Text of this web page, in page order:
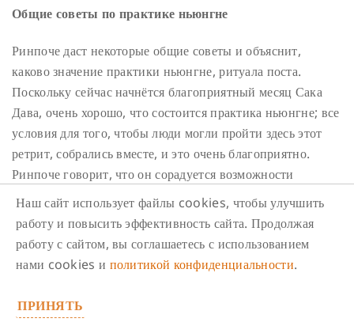
Общие советы по практике ньюнгне
Ринпоче даст некоторые общие советы и объяснит,
каково значение практики ньюнгне, ритуала поста.
Поскольку сейчас начнётся благоприятный месяц Сака
Дава, очень хорошо, что состоится практика ньюнгне; все
условия для того, чтобы люди могли пройти здесь этот
ретрит, собрались вместе, и это очень благоприятно.
Ринпоче говорит, что он сорадуется возможности
выполнить эту практику и тому, как это благоприятно.
Приступая к ньюнгне, вы совершенно точно должны
быть готовы к определённым страданиям. Страдания
могут быть физическими, речевыми и умственными.
воздержание от разговоров считается речевым
Наш сайт использует файлы cookies, чтобы улучшить
работу и повысить эффективность сайта. Продолжая
работу с сайтом, вы соглашаетесь с использованием
нами cookies и политикой конфиденциальности.
ПРИНЯТЬ